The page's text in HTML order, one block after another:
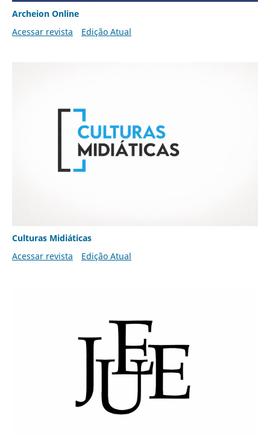
Archeion Online
Acessar revista
Edição Atual
Culturas Midiáticas
Acessar revista
Edição Atual